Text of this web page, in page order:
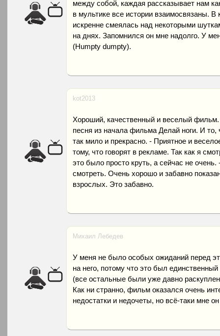
между собой, каждая рассказывает нам
в мультике все истории взаимосвязаны.
искренне смеялась над некоторыми
на днях. Запомнился он мне надолго. У
(Humpty dumpty).
kot2013
Хороший, качественный и веселый
песня из начала фильма Делай ноги. И
так мило и прекрасно. - Приятное и
тому, что говорят в рекламе. Так как я
это было просто круть, а сейчас не
смотреть. Очень хорошо и забавно
взрослых. Это забавно.
Михаил Лебедев
У меня не было особых ожиданий перед
на него, потому что это был
(все остальные были уже давно
Как ни странно, фильм оказался очень
недостатки и недочеты, но всё-таки мне